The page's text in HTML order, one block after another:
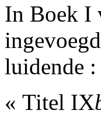
In Boek I
luidende :
« Titel IX